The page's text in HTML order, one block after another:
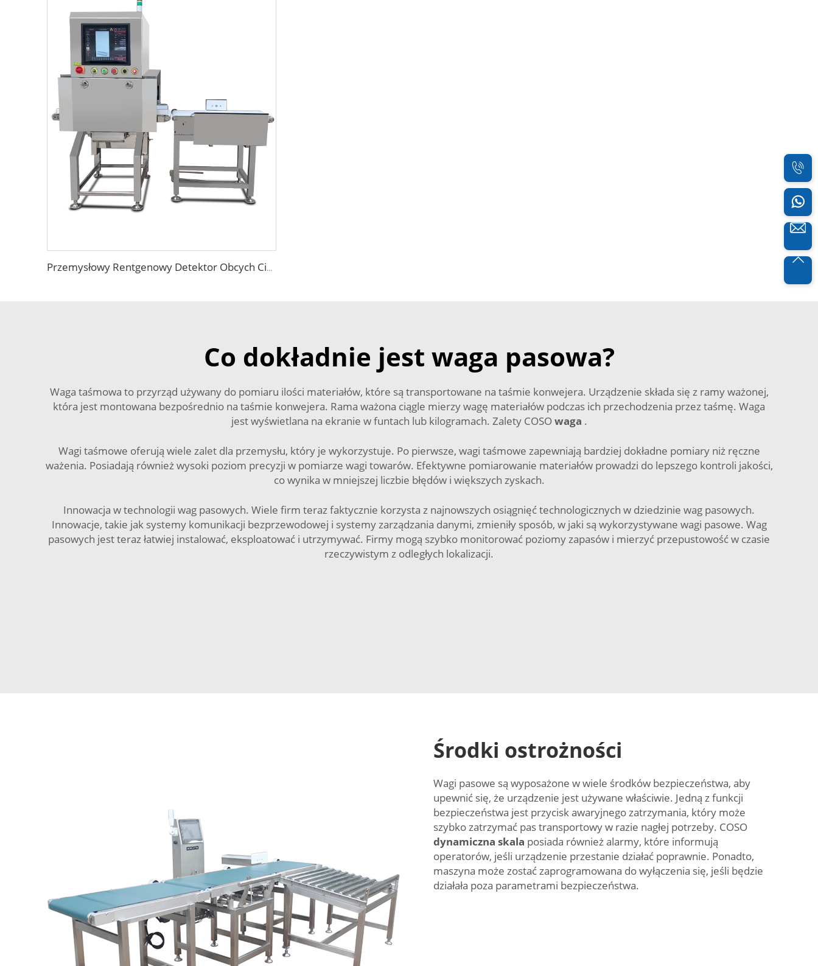
Przemysłowy Rentgenowy Detektor Obcych Ciał w Żywności
Co dokładnie jest waga pasowa?
Waga taśmowa to przyrząd używany do pomiaru ilości materiałów, które są transportowane na taśmie konwejera. Urządzenie składa się z ramy ważonej,
która jest montowana bezpośrednio na taśmie konwejera. Rama ważona ciągle mierzy wagę materiałów podczas ich przechodzenia przez taśmę. Waga
jest wyświetlana na ekranie w funtach lub kilogramach. Zalety COSOwaga .
Wagi taśmowe oferują wiele zalet dla przemysłu, który je wykorzystuje. Po pierwsze, wagi taśmowe zapewniają bardziej dokładne pomiary niż ręczne
ważenia. Posiadają również wysoki poziom precyzji w pomiarze wagi towarów. Efektywne pomiarowanie materiałów prowadzi do lepszego kontroli jakości,
co wynika w mniejszej liczbie błędów i większych zyskach.
Innowacja w technologii wag pasowych. Wiele firm teraz faktycznie korzysta z najnowszych osiągnięć technologicznych w dziedzinie wag pasowych.
Innowacje, takie jak systemy komunikacji bezprzewodowej i systemy zarządzania danymi, zmieniły sposób, w jaki są wykorzystywane wagi pasowe. Wag
pasowych jest teraz łatwiej instalować, eksploatować i utrzymywać. Firmy mogą szybko monitorować poziomy zapasów i mierzyć przepustowość w czasie
rzeczywistym z odległych lokalizacji.
Środki ostrożności
Wagi pasowe są wyposażone w wiele środków bezpieczeństwa, aby
upewnić się, że urządzenie jest używane właściwie. Jedną z funkcji
bezpieczeństwa jest przycisk awaryjnego zatrzymania, który może
szybko zatrzymać pas transportowy w razie nagłej potrzeby. COSO
dynamiczna skala posiada również alarmy, które informują
operatorów, jeśli urządzenie przestanie działać poprawnie. Ponadto,
maszyna może zostać zaprogramowana do wyłączenia się, jeśli będzie
działała poza parametrami bezpieczeństwa.